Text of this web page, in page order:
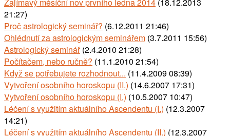
Zajímavý měsíční nov prvního ledna 2014 (18.12.2013
21:27)
Proč astrologický seminář? (6.12.2011 21:46)
Ohlédnutí za astrologickým seminářem (3.7.2011 15:56)
Astrologický seminář(2.4.2010 21:28)
Počítačem, nebo ručně? (11.1.2010 21:54)
Když se potřebujete rozhodnout... (11.4.2009 08:39)
Vytvoření osobního horoskopu (II.) (14.6.2007 17:31)
Vytvoření osobního horoskopu (I.) (10.5.2007 10:47)
Léčení s využitím aktuálního Ascendentu (I.) (12.3.2007
14:21)
Léčení s využitím aktuálního Ascendentu (II.) (12.3.2007